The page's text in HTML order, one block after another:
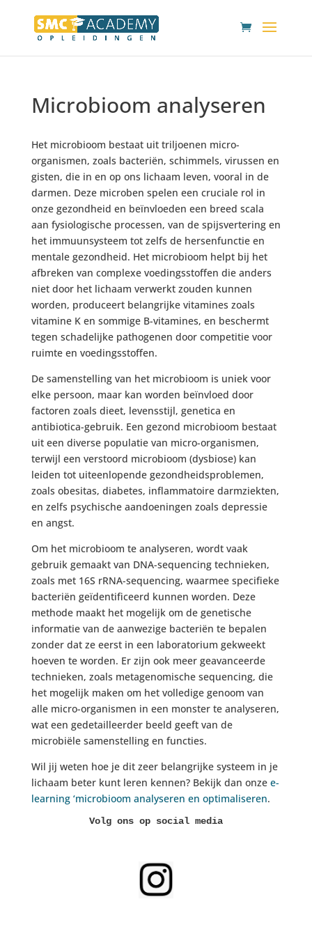
Microbioom analyseren
Het microbioom bestaat uit triljoenen micro-
organismen, zoals bacteriën, schimmels, virussen en
gisten, die in en op ons lichaam leven, vooral in de
darmen. Deze microben spelen een cruciale rol in
onze gezondheid en beïnvloeden een breed scala
aan fysiologische processen, van de spijsvertering en
het immuunsysteem tot zelfs de hersenfunctie en
mentale gezondheid. Het microbioom helpt bij het
afbreken van complexe voedingsstoffen die anders
niet door het lichaam verwerkt zouden kunnen
worden, produceert belangrijke vitamines zoals
vitamine K en sommige B-vitamines, en beschermt
tegen schadelijke pathogenen door competitie voor
ruimte en voedingsstoffen.
De samenstelling van het microbioom is uniek voor
elke persoon, maar kan worden beïnvloed door
factoren zoals dieet, levensstijl, genetica en
antibiotica-gebruik. Een gezond microbioom bestaat
uit een diverse populatie van micro-organismen,
terwijl een verstoord microbioom (dysbiose) kan
leiden tot uiteenlopende gezondheidsproblemen,
zoals obesitas, diabetes, inflammatoire darmziekten,
en zelfs psychische aandoeningen zoals depressie
en angst.
Om het microbioom te analyseren, wordt vaak
gebruik gemaakt van DNA-sequencing technieken,
zoals met 16S rRNA-sequencing, waarmee specifieke
bacteriën geïdentificeerd kunnen worden. Deze
methode maakt het mogelijk om de genetische
informatie van de aanwezige bacteriën te bepalen
zonder dat ze eerst in een laboratorium gekweekt
hoeven te worden. Er zijn ook meer geavanceerde
technieken, zoals metagenomische sequencing, die
het mogelijk maken om het volledige genoom van
alle micro-organismen in een monster te analyseren,
wat een gedetailleerder beeld geeft van de
microbiële samenstelling en functies.
Wil jij weten hoe je dit zeer belangrijke systeem in je
lichaam beter kunt leren kennen? Bekijk dan onze e-
learning ‘microbioom analyseren en optimaliseren.
Volg ons op social media